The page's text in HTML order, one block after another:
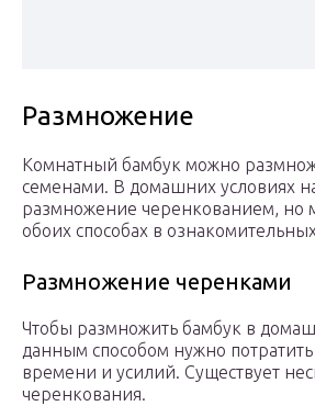
Размножение
Комнатный бамбук можно
семенами. В домашних условиях
размножение черенкованием, но
обоих способах в
Размножение черенками
Чтобы размножить бамбук в
данным способом нужно
времени и усилий. Существует
черенкования.